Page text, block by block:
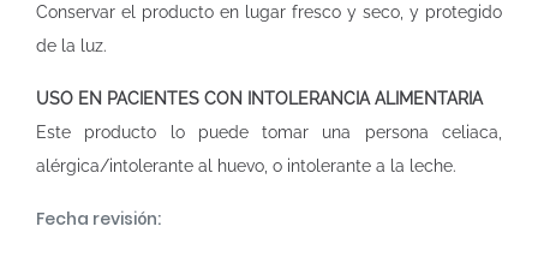
Conservar el producto en lugar fresco y seco, y protegido
de la luz.
USO EN PACIENTES CON INTOLERANCIA ALIMENTARIA
Este producto lo puede tomar una persona celiaca,
alérgica/intolerante al huevo, o intolerante a la leche.
Fecha revisión: